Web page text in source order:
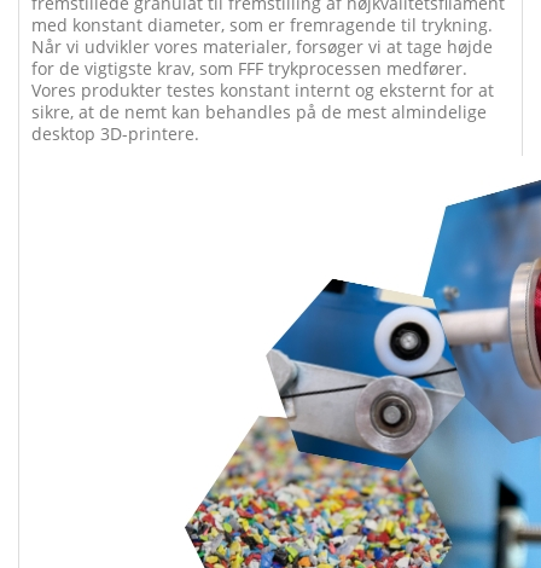
med konstant diameter, som er fremragende til trykning.
Når vi udvikler vores materialer, forsøger vi at tage højde
for de vigtigste krav, som FFF trykprocessen medfører.
Vores produkter testes konstant internt og eksternt for at
sikre, at de nemt kan behandles på de mest almindelige
desktop 3D-printere.